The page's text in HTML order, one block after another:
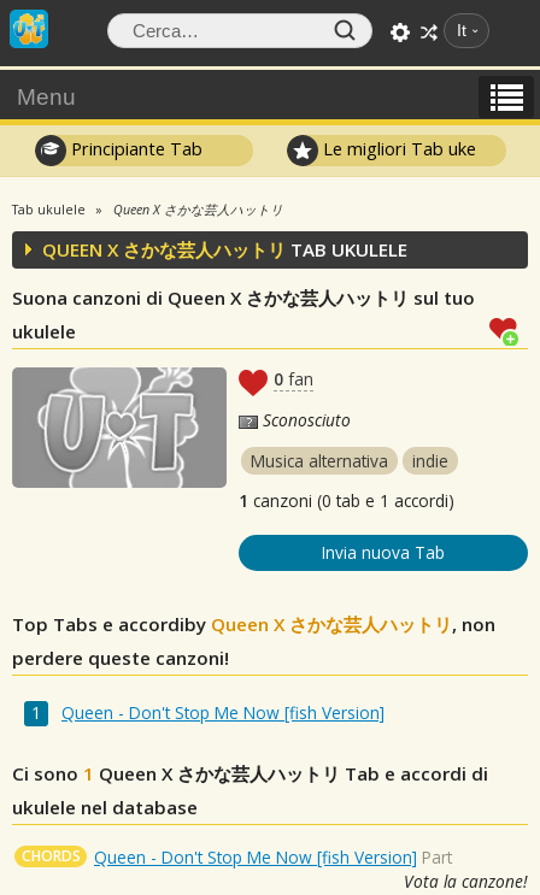
It
Menu
Principiante Tab Le migliori Tab uke
Tab ukulele Queen X さかな芸人ハットリ
QUEEN X さかな芸人ハットリ TAB UKULELE
Suona canzoni di Queen X さかな芸人ハットリ sul tuo
ukulele
0 fan
Sconosciuto
Musica alternativa
indie
1 canzoni (0 tab e 1 accordi)
Invia nuova Tab
Top Tabs e accordiby Queen X さかな芸人ハットリ , non
perdere queste canzoni!
Queen - Don't Stop Me Now [fish Version]
Ci sono 1 Queen X さかな芸人ハットリ Tab e accordi di
ukulele nel database
CHORDS Queen - Don't Stop Me Now [fish Version] Part
Vota la canzone!